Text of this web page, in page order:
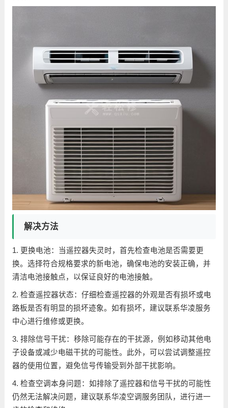
解决方法
1. 更换电池：当遥控器失灵时，首先检查电池是否需要更
换。选择符合规格要求的新电池，确保电池的安装正确，并
清洁电池接触点，以保证良好的电池接触。
2. 检查遥控器状态：仔细检查遥控器的外观是否有损坏或电
路板是否有明显的损坏迹象。如有损坏，建议联系华凌服务
中心进行维修或更换。
3. 排除信号干扰：移除可能存在的干扰源，例如移动其他电
子设备或减少电磁干扰的可能性。此外，可以尝试调整遥控
器的使用位置，避免信号传输受到外部干扰影响。
4. 检查空调本身问题：如排除了遥控器和信号干扰的可能性
仍然无法解决问题，建议联系华凌空调服务团队，进行进一